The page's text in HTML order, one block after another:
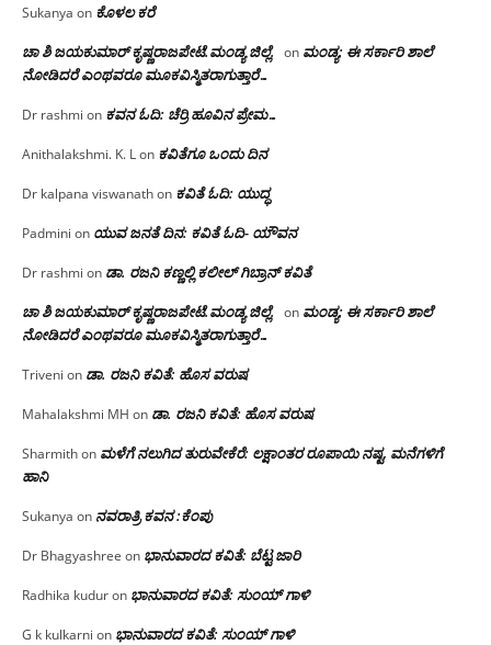
Sukanya on ಕೊಳಲ ಕರೆ
ಚಾ ಶಿ ಜಯಕುಮಾರ್ ಕೃಷ್ಣರಾಜಪೇಟೆ.ಮಂಡ್ಯ ಜಿಲ್ಲೆ. on ಮಂಡ್ಯ: ಈ ಸರ್ಕಾರಿ ಶಾಲೆ
ನೋಡಿದರೆ ಎಂಥವರೂ ಮೂಕವಿಸ್ಮಿತರಾಗುತ್ತಾರೆ…
Dr rashmi on ಕವನ ಓದಿ: ಚೆರ್ರಿ ಹೂವಿನ ಪ್ರೇಮ…
Anithalakshmi. K. Lon ಕವಿತೆಗೂ ಒಂದು ದಿನ
Dr kalpana viswanathon ಕವಿತೆ ಓದಿ: ಯುದ್ಧ
Padmini on ಯುವ ಜನತೆ ದಿನ: ಕವಿತೆ ಓದಿ- ಯೌವನ
Dr rashmi on ಡಾ. ರಜನಿ‌ ಕಣ್ಣಲ್ಲಿ ಕಲೀಲ್ ಗಿಬ್ರಾನ್ ಕವಿತೆ
ಚಾ ಶಿ ಜಯಕುಮಾರ್ ಕೃಷ್ಣರಾಜಪೇಟೆ.ಮಂಡ್ಯ ಜಿಲ್ಲೆ. on ಮಂಡ್ಯ: ಈ ಸರ್ಕಾರಿ ಶಾಲೆ
ನೋಡಿದರೆ ಎಂಥವರೂ ಮೂಕವಿಸ್ಮಿತರಾಗುತ್ತಾರೆ…
Triveni on ಡಾ. ರಜನಿ ಕವಿತೆ: ಹೊಸ ವರುಷ
Mahalakshmi MH on ಡಾ. ರಜನಿ ಕವಿತೆ: ಹೊಸ ವರುಷ
Sharmithon ಮಳೆಗೆ ನಲುಗಿದ ತುರುವೇಕೆರೆ: ಲಕ್ಷಾಂತರ ರೂಪಾಯಿ ನಷ್ಟ, ಮನೆಗಳಿಗೆ
ಹಾನಿ
Sukanya on ನವರಾತ್ರಿ ಕವನ :ಕೆಂಪು
Dr Bhagyashree on ಭಾನುವಾರದ ಕವಿತೆ: ಬೆಟ್ಟ ಜಾರಿ
Radhika kuduron ಭಾನುವಾರದ ಕವಿತೆ: ಸುಂಯ್ ಗಾಳಿ
G k kulkarni on ಭಾನುವಾರದ ಕವಿತೆ: ಸುಂಯ್ ಗಾಳಿ